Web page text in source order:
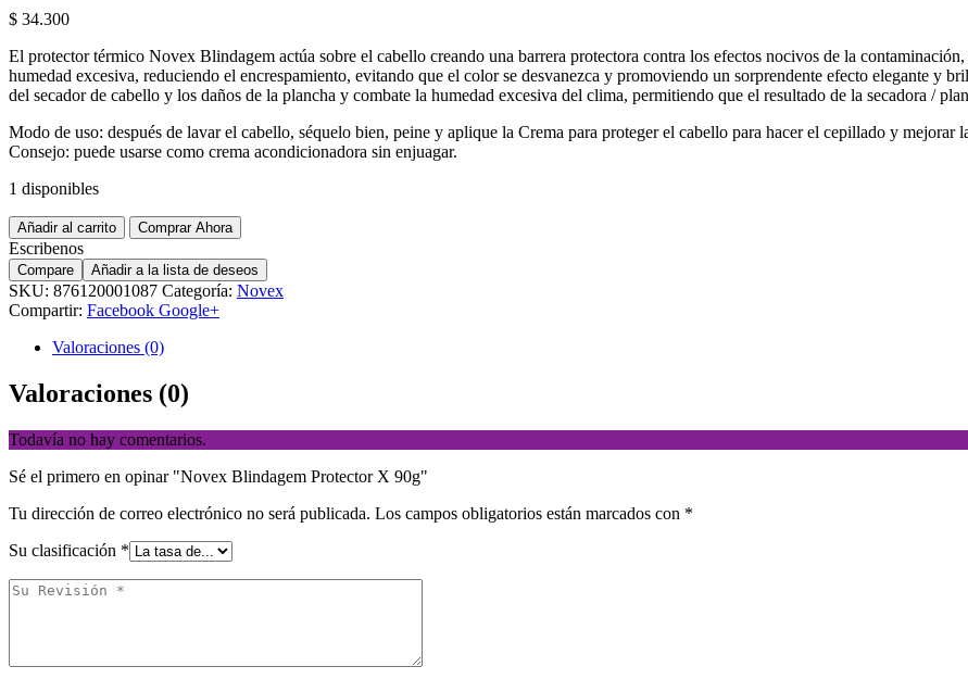
$ 34.300
El protector térmico Novex Blindagem actúa sobre el cabello creando una barrera protectora contra los efectos nocivos de la
humedad excesiva, reduciendo el encrespamiento, evitando que el color se desvanezca y promoviendo un sorprendente efecto elegante y
del secador de cabello y los daños de la plancha y combate la humedad excesiva del clima, permitiendo que el resultado de la secadora /
Modo de uso: después de lavar el cabello, séquelo bien, peine y aplique la Crema para proteger el cabello para hacer el cepillado y mejorar
Consejo: puede usarse como crema acondicionadora sin enjuagar.
1 disponibles
Añadir al carrito Comprar Ahora
Escribenos
Compare Añadir a la lista de deseos
SKU: 876120001087 Categoría: Novex
Compartir: Facebook Google+
Valoraciones (0)
Valoraciones (0)
Todavía no hay comentarios.
Sé el primero en opinar "Novex Blindagem Protector X 90g"
Tu dirección de correo electrónico no será publicada. Los campos obligatorios están marcados con *
Su clasificación *